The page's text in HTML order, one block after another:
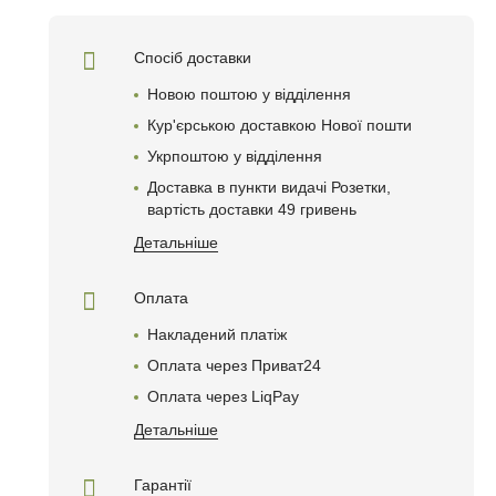
Спосіб доставки
Новою поштою у відділення
Кур'єрською доставкою Нової пошти
Укрпоштою у відділення
Доставка в пункти видачі Розетки,
вартість доставки 49 гривень
Детальніше
Оплата
Накладений платіж
Оплата через Приват24
Оплата через LiqPay
Детальніше
Гарантії